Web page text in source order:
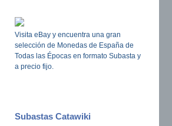
Visita eBay y encuentra una gran
selección de Monedas de España de
Todas las Épocas en formato Subasta y
a precio fijo.
Subastas Catawiki